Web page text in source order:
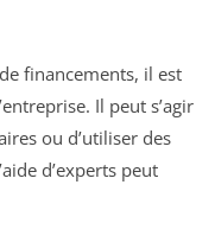
financements, il est
Il peut s’agir
ou d’utiliser des
d’experts peut